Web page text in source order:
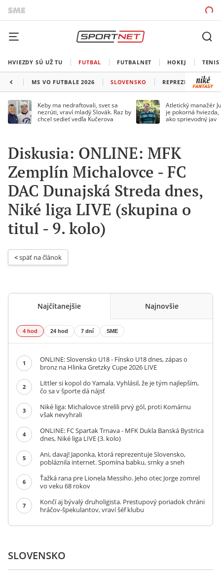
HVIEZDY SÚ UŽ TU FUTBAL FUTBALNET HOKEJ TENIS
MS VO FUTBALE 2026 SLOVENSKO REPREZENTÁCIE
Keby ma nedraftovali, svet sa
nezrúti, vraví mladý Slovák. Raz by
chcel sedieť vedľa Kučerova
Atletický manažér
je pokorná
ako sprievodný jav
Diskusia: ONLINE: MFK
Zemplín Michalovce - FC
DAC Dunajská Streda dnes,
Niké liga LIVE (skupina o
titul - 9. kolo)
< späť na článok
Najčítanejšie Najnovšie
4 hod 24 hod 7 dní SME
1
ONLINE: Slovensko U18 - Fínsko U18 dnes, zápas o
bronz na Hlinka Gretzky Cupe 2026 LIVE
2
Littler si kopol do Yamala. Vyhlásil, že je tým najlepším,
čo sa v športe dá nájsť
3
Niké liga: Michalovce strelili prvý gól, proti Komárnu
však nevyhrali
4
ONLINE: FC Spartak Trnava - MFK Dukla Banská Bystrica
dnes, Niké liga LIVE (3. kolo)
5
Ani, davaj! Japonka, ktorá reprezentuje Slovensko,
pobláznila internet. Spomína babku, srnky a sneh
6
Ťažká rana pre Lionela Messiho. Jeho otec Jorge zomrel
vo veku 68 rokov
7
Končí aj bývalý druholigista. Prestupový poriadok chráni
hráčov-špekulantov, vraví šéf klubu
SLOVENSKO